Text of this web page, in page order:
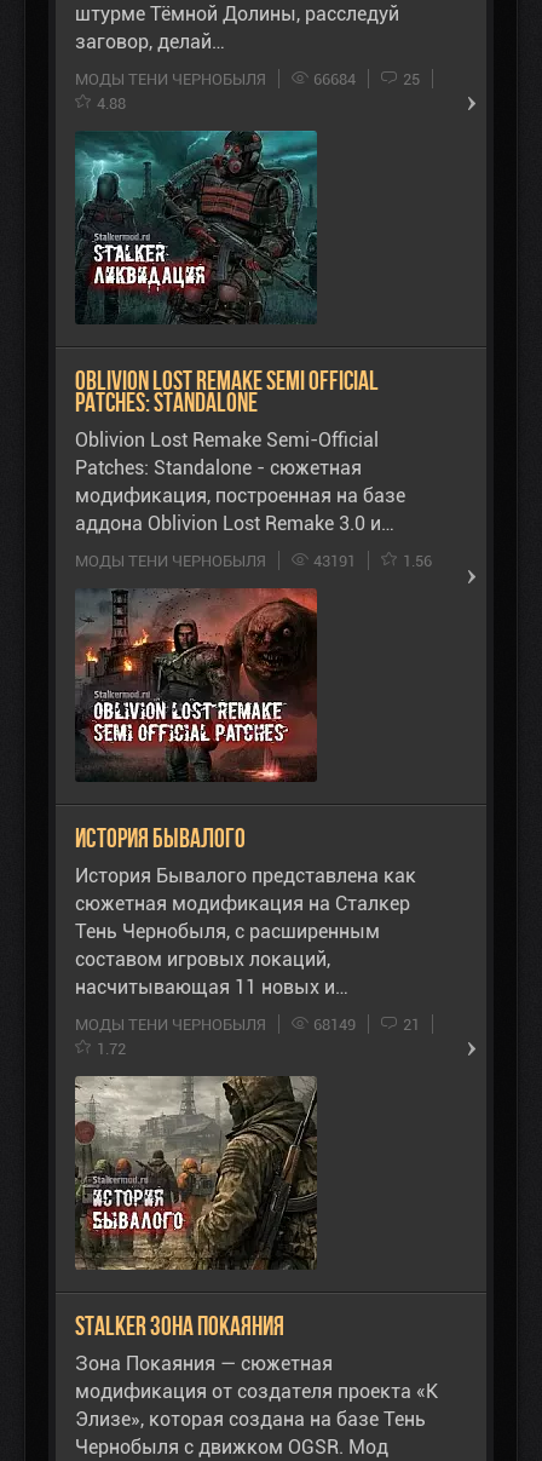
штурме Тёмной Долины, расследуй
заговор, делай…
МОДЫ ТЕНИ ЧЕРНОБЫЛЯ 66684
25
4.88
Oblivion Lost Remake Semi Official
Patches: Standalone
Oblivion Lost Remake Semi-Official
Patches: Standalone - сюжетная
модификация, построенная на базе
аддона Oblivion Lost Remake 3.0 и…
МОДЫ ТЕНИ ЧЕРНОБЫЛЯ 43191 1.56
История Бывалого
История Бывалого представлена как
сюжетная модификация на Сталкер
Тень Чернобыля, с расширенным
составом игровых локаций,
насчитывающая 11 новых и…
МОДЫ ТЕНИ ЧЕРНОБЫЛЯ 68149
21
1.72
STALKER Зона Покаяния
Зона Покаяния — сюжетная
модификация от создателя проекта «К
Элизе», которая создана на базе Тень
Чернобыля с движком OGSR. Мод